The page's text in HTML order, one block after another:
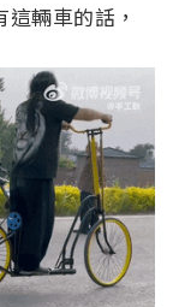
輛車的話，